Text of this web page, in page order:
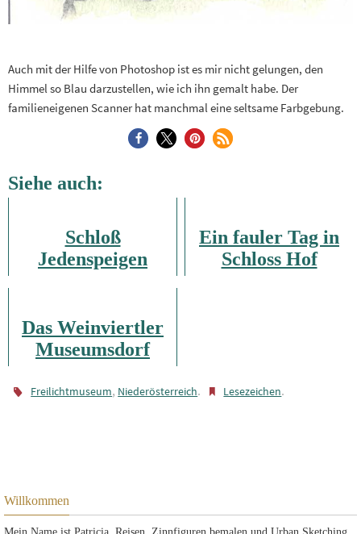
Auch mit der Hilfe von Photoshop ist es mir nicht gelungen, den
Himmel so Blau darzustellen, wie ich ihn gemalt habe. Der
familieneigenen Scanner hat manchmal eine seltsame Farbgebung.
Siehe auch:
Schloß
Jedenspeigen
Ein fauler Tag in
Schloss Hof
Das Weinviertler
Museumsdorf
Farbe und
Freilichtmuseum, Niederösterreich. Lesezeichen.
Willkommen